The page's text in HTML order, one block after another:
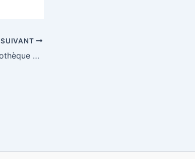
SUIVANT
Dernière séance à la bibliothèque pour les GS-CM2